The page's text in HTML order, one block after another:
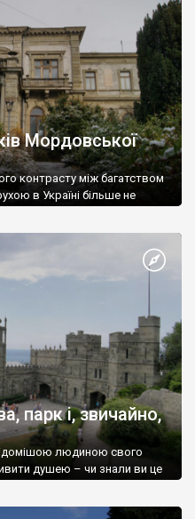
Мордовської
контрасту між багатством
в Україні більше не
парк і, звичайно,
людиною свого
душею – чи знали ви це